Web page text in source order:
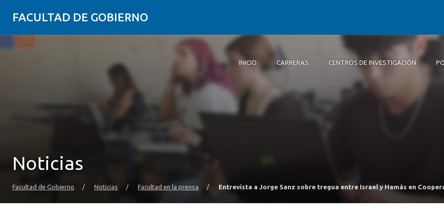
FACULTAD DE GOBIERNO
INICIO CARRERAS CENTROS DE INVESTIGACIÓN
Investigación
Noticias
Facultad de Gobierno / Noticias / Facultad en la prensa / Entrevista a Jorge Sanz sobre tregua entre Israel y Hamás en